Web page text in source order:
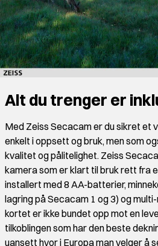
Alt du trenger er
Med Zeiss Secacam er du sikret et
enkelt i oppsett og bruk, men som
kvalitet og pålitelighet. Zeiss
kamera som er klart til bruk rett fra
installert med 8 AA-batterier,
lagring på Secacam 1 og 3) og
kortet er ikke bundet opp mot en
tilkoblingen som har den beste
uansett hvor i Europa man velger å